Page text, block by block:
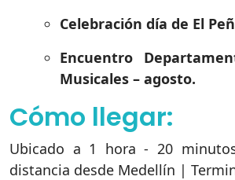
Celebración día de El
Encuentro
Musicales – agosto.
Cómo llegar:
Ubicado a 1 hora - 20
distancia desde Medellín |